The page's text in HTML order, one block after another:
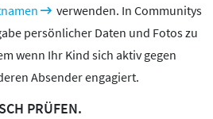
verwenden. In Communitys
persönlicher Daten und Fotos zu
wenn Ihr Kind sich aktiv gegen
Absender engagiert.
PRÜFEN.